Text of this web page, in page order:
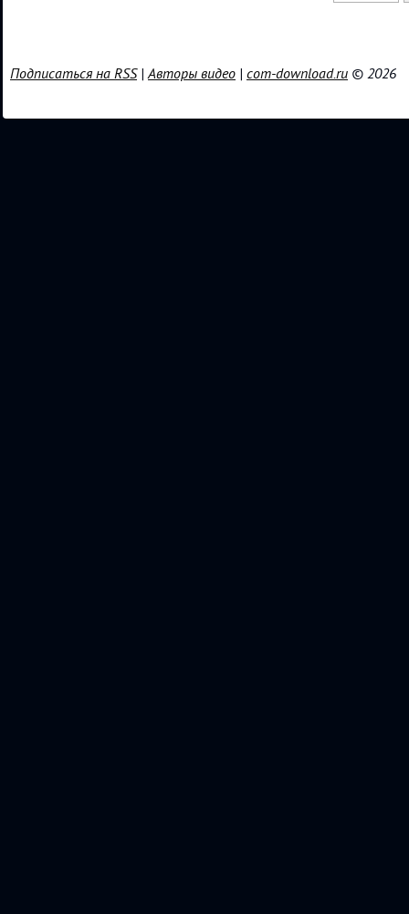
Подписаться на RSS|Авторы видео | com-download.ru © 2026